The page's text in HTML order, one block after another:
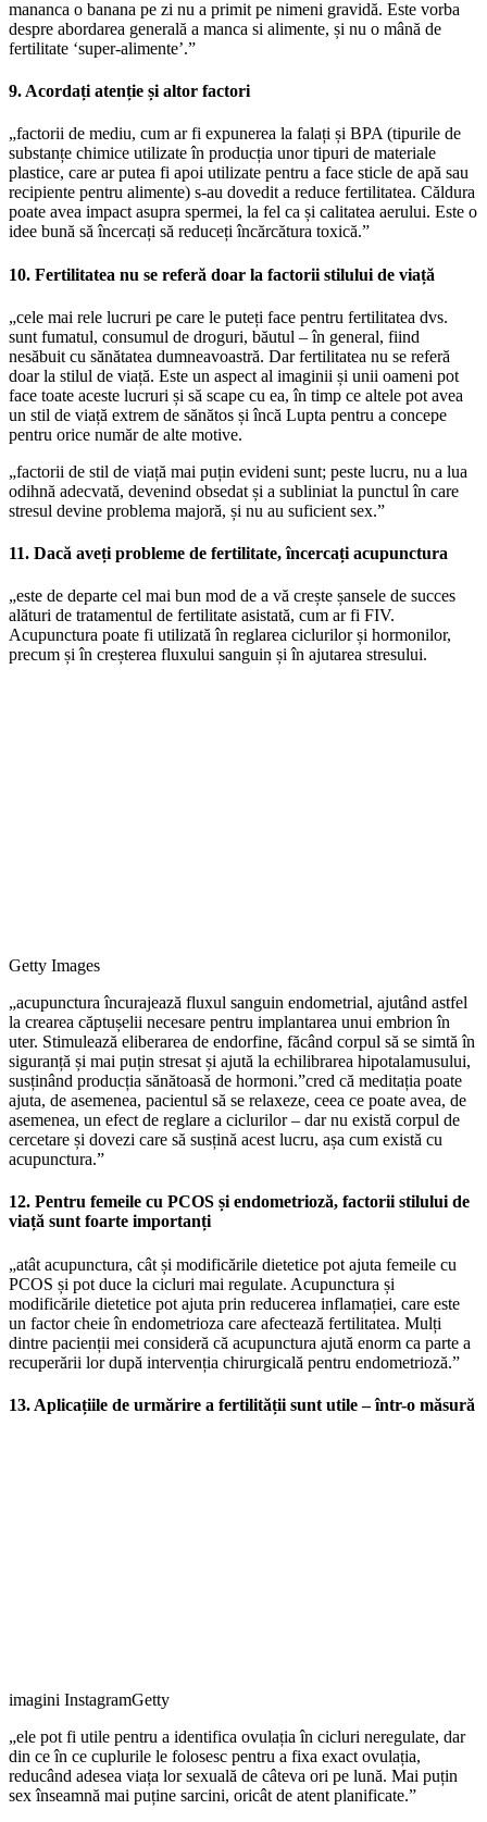
mananca o banana pe zi nu a primit pe nimeni gravidă. Este vorba
despre abordarea generală a manca si alimente, și nu o mână de
fertilitate ‘super-alimente’.”
9. Acordați atenție și altor factori
„factorii de mediu, cum ar fi expunerea la falați și BPA (tipurile de
substanțe chimice utilizate în producția unor tipuri de materiale
plastice, care ar putea fi apoi utilizate pentru a face sticle de apă sau
recipiente pentru alimente) s-au dovedit a reduce fertilitatea. Căldura
poate avea impact asupra spermei, la fel ca și calitatea aerului. Este o
idee bună să încercați să reduceți încărcătura toxică.”
10. Fertilitatea nu se referă doar la factorii stilului de viață
„cele mai rele lucruri pe care le puteți face pentru fertilitatea dvs.
sunt fumatul, consumul de droguri, băutul – în general, fiind
nesăbuit cu sănătatea dumneavoastră. Dar fertilitatea nu se referă
doar la stilul de viață. Este un aspect al imaginii și unii oameni pot
face toate aceste lucruri și să scape cu ea, în timp ce altele pot avea
un stil de viață extrem de sănătos și încă Lupta pentru a concepe
pentru orice număr de alte motive.
„factorii de stil de viață mai puțin evideni sunt; peste lucru, nu a lua
odihnă adecvată, devenind obsedat și a subliniat la punctul în care
stresul devine problema majoră, și nu au suficient sex.”
11. Dacă aveți probleme de fertilitate, încercați acupunctura
„este de departe cel mai bun mod de a vă crește șansele de succes
alături de tratamentul de fertilitate asistată, cum ar fi FIV.
Acupunctura poate fi utilizată în reglarea ciclurilor și hormonilor,
precum și în creșterea fluxului sanguin și în ajutarea stresului.
Getty Images
„acupunctura încurajează fluxul sanguin endometrial, ajutând astfel
la crearea căptușelii necesare pentru implantarea unui embrion în
uter. Stimulează eliberarea de endorfine, făcând corpul să se simtă în
siguranță și mai puțin stresat și ajută la echilibrarea hipotalamusului,
susținând producția sănătoasă de hormoni.”cred că meditația poate
ajuta, de asemenea, pacientul să se relaxeze, ceea ce poate avea, de
asemenea, un efect de reglare a ciclurilor – dar nu există corpul de
cercetare și dovezi care să susțină acest lucru, așa cum există cu
acupunctura.”
12. Pentru femeile cu PCOS și endometrioză, factorii stilului de
viață sunt foarte importanți
„atât acupunctura, cât și modificările dietetice pot ajuta femeile cu
PCOS și pot duce la cicluri mai regulate. Acupunctura și
modificările dietetice pot ajuta prin reducerea inflamației, care este
un factor cheie în endometrioza care afectează fertilitatea. Mulți
dintre pacienții mei consideră că acupunctura ajută enorm ca parte a
recuperării lor după intervenția chirurgicală pentru endometrioză.”
13. Aplicațiile de urmărire a fertilității sunt utile – într-o măsură
imagini InstagramGetty
„ele pot fi utile pentru a identifica ovulația în cicluri neregulate, dar
din ce în ce cuplurile le folosesc pentru a fixa exact ovulația,
reducând adesea viața lor sexuală de câteva ori pe lună. Mai puțin
sex înseamnă mai puține sarcini, oricât de atent planificate.”